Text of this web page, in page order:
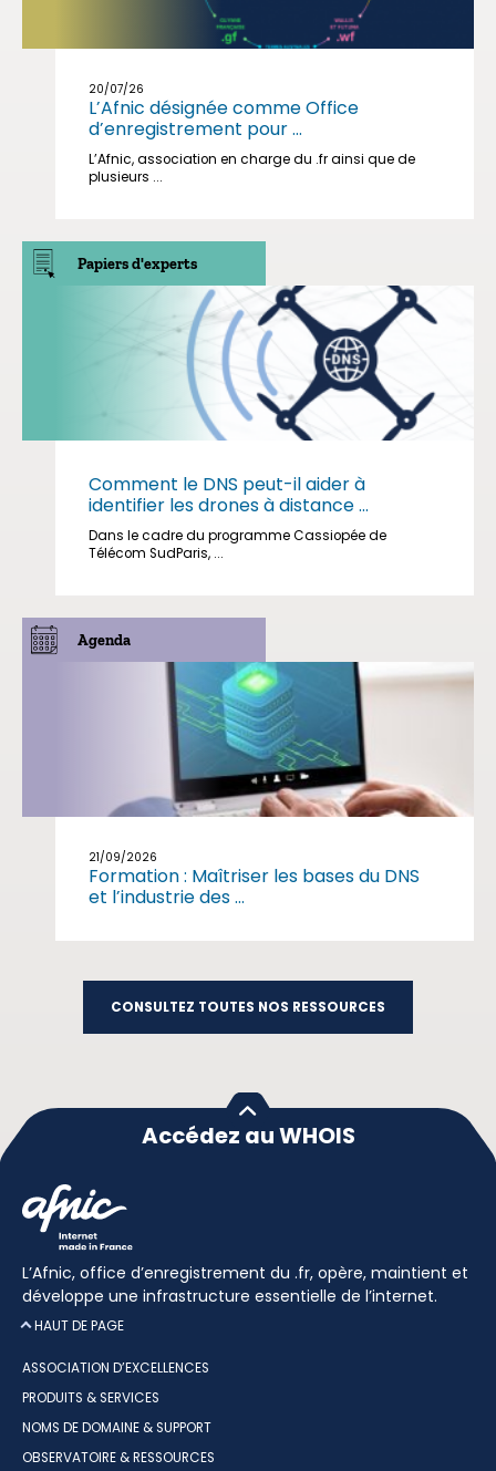
20/07/26
L’Afnic désignée comme Office
d’enregistrement pour ...
L’Afnic, association en charge du .fr ainsi que de
plusieurs ...
Papiers d'experts
Comment le DNS peut-il aider à
identifier les drones à distance ...
Dans le cadre du programme Cassiopée de
Télécom SudParis, ...
Agenda
21/09/2026
Formation : Maîtriser les bases du DNS
et l’industrie des ...
CONSULTEZ TOUTES NOS RESSOURCES
Accédez au WHOIS
L’Afnic, office d’enregistrement du .fr, opère, maintient et
développe une infrastructure essentielle de l’internet.
HAUT DE PAGE
ASSOCIATION D’EXCELLENCES
PRODUITS & SERVICES
NOMS DE DOMAINE & SUPPORT
OBSERVATOIRE & RESSOURCES